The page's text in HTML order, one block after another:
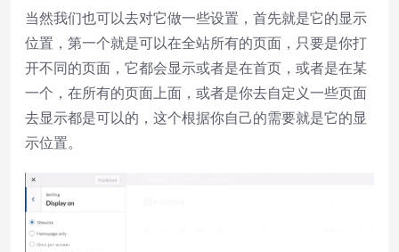
当然我们也可以去对它做一些设置，首先就是它的显示
位置，第一个就是可以在全站所有的页面，只要是你打
开不同的页面，它都会显示或者是在首页，或者是在某
一个，在所有的页面上面，或者是你去自定义一些页面
去显示都是可以的，这个根据你自己的需要就是它的显
示位置。